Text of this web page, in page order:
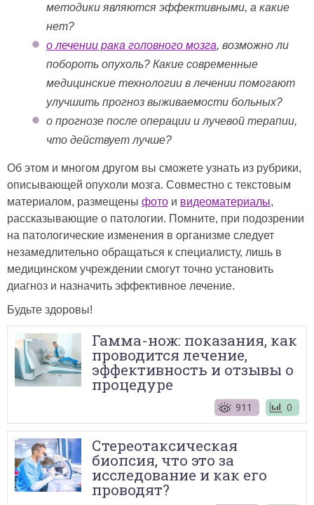
методики являются эффективными, а какие
нет?
о лечении рака головного мозга, возможно ли
побороть опухоль? Какие современные
медицинские технологии в лечении помогают
улучшить прогноз выживаемости больных?
о прогнозе после операции и лучевой терапии,
что действует лучше?
Об этом и многом другом вы сможете узнать из рубрики,
описывающей опухоли мозга. Совместно с текстовым
материалом, размещены фото и видеоматериалы,
рассказывающие о патологии. Помните, при подозрении
на патологические изменения в организме следует
незамедлительно обращаться к специалисту, лишь в
медицинском учреждении смогут точно установить
диагноз и назначить эффективное лечение.
Будьте здоровы!
Гамма-нож: показания, как
проводится лечение,
эффективность и отзывы о
процедуре
911 0
Стереотаксическая
биопсия, что это за
исследование и как его
проводят?